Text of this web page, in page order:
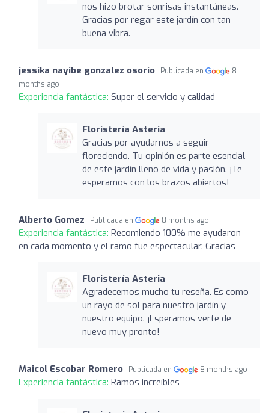
nos hizo brotar sonrisas instantáneas.
Gracias por regar este jardín con tan
buena vibra.
jessika nayibe gonzalez osorio Publicada en
8
months ago
Experiencia fantástica: Super el servicio y calidad
Floristería Asteria
Gracias por ayudarnos a seguir
floreciendo. Tu opinión es parte esencial
de este jardín lleno de vida y pasión. ¡Te
esperamos con los brazos abiertos!
Alberto Gomez Publicada en 8 months ago
Experiencia fantástica: Recomiendo 100% me ayudaron
en cada momento y el ramo fue espectacular. Gracias
Floristería Asteria
Agradecemos mucho tu reseña. Es como
un rayo de sol para nuestro jardín y
nuestro equipo. ¡Esperamos verte de
nuevo muy pronto!
Maicol Escobar Romero Publicada en 8 months ago
Experiencia fantástica: Ramos increíbles